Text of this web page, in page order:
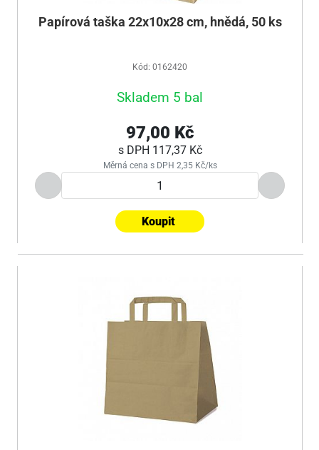
Papírová taška 22x10x28 cm, hnědá, 50 ks
Kód: 0162420
Skladem 5 bal
97,00 Kč
s DPH 117,37 Kč
Měrná cena s DPH 2,35 Kč/ks
Koupit